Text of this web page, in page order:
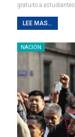
gratuito a
LEE MAS...
NACIÓN